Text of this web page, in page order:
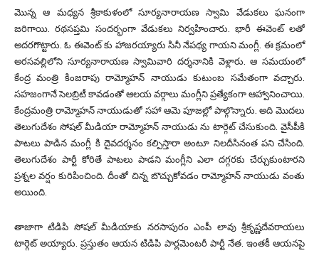
మొన్న ఆ మధ్యన శ్రీకాకుళంలో సూర్యనారాయణ స్వామి వేడుకలు ఘనంగా
జరిగాయి. రథసప్తమి సందర్భంగా వేడుకలు నిర్వహించారు. భారీ ఈవెంట్ లతో
అదరగొట్టారు. ఓ ఈవెంట్ కు హాజరయ్యారు సినీ నేపథ్య గాయని మంగ్లీ. ఈ క్రమంలో
అరసవల్లిలోని సూర్యనారాయణ స్వామివారి దర్శనానికి వెళ్లారు. ఆ సమయంలో
కేంద్ర మంత్రి కింజరాపు రామ్మోహన్ నాయుడు కుటుంబ సమేతంగా వచ్చారు.
సహజంగానే సెలబ్రిటీ కావడంతో ఆలయ వర్గాలు మంగ్లీని ప్రత్యేకంగా ఆహ్వానించాయి.
కేంద్రమంత్రి రామ్మోహన్ నాయుడుతో సహా ఆమె పూజల్లో పాల్గొన్నారు. అది మొదలు
తెలుగుదేశం సోషల్ మీడియా రామ్మోహన్ నాయుడు ను టార్గెట్ చేసుకుంది. వైసీపీకి
పాటలు పాడిన మంగ్లీ కి దైవదర్శనం కల్పిస్తారా అంటూ నిలదీసినంత పని చేసింది.
తెలుగుదేశం పార్టీ కోరితే పాటలు పాడని మంగ్లీని ఎలా దగ్గరకు చేర్చుకుంటారని
ప్రశ్నల వర్షం కురిపించింది. దీంతో చిన్న బొచ్చుకోవడం రామ్మోహన్ నాయుడు వంతు
అయింది.
తాజాగా టిడిపి సోషల్ మీడియాకు నరసాపురం ఎంపీ లావు శ్రీకృష్ణదేవరాయలు
టార్గెట్ అయ్యారు. ప్రస్తుతం ఆయన టిడిపి పార్లమెంటరీ పార్టీ నేత. ఇంతకీ ఆయనపై